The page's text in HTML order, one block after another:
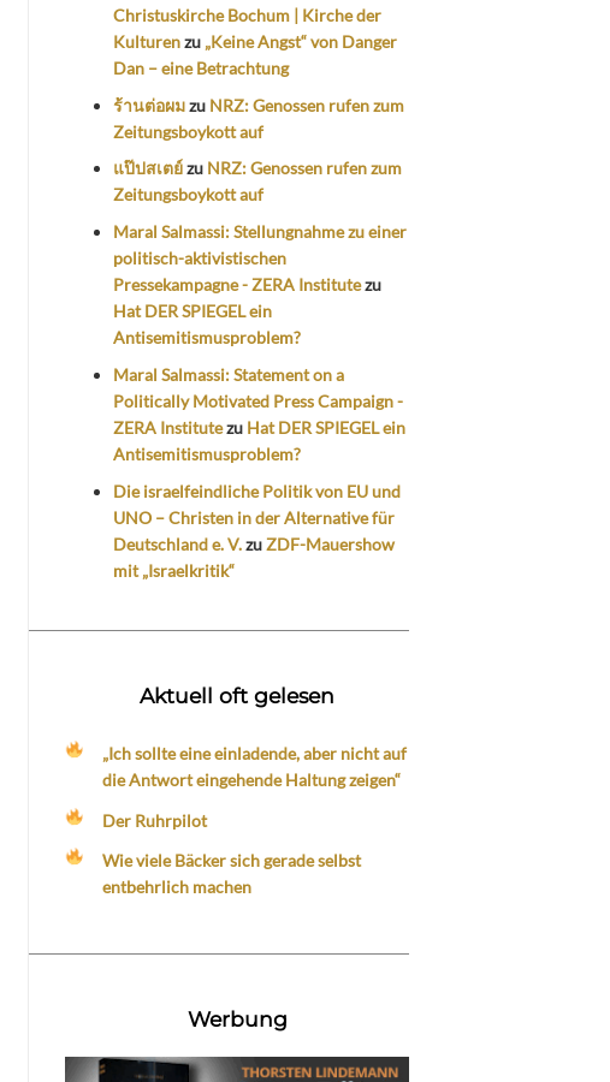
Christuskirche Bochum | Kirche der
Kulturenzu „Keine Angst“ von Danger
Dan – eine Betrachtung
ร้านต่อผมzu NRZ: Genossen rufen zum
Zeitungsboykott auf
แป๊ปสเตย์zu NRZ: Genossen rufen zum
Zeitungsboykott auf
Maral Salmassi: Stellungnahme zu einer
politisch-aktivistischen
Pressekampagne - ZERA Institutezu
Hat DER SPIEGEL ein
Antisemitismusproblem?
Maral Salmassi: Statement on a
Politically Motivated Press Campaign -
ZERA Institutezu Hat DER SPIEGEL ein
Antisemitismusproblem?
Die israelfeindliche Politik von EU und
UNO – Christen in der Alternative für
Deutschland e. V.zuZDF-Mauershow
mit „Israelkritik“
Aktuell oft gelesen
„Ich sollte eine einladende, aber nicht auf
die Antwort eingehende Haltung zeigen“
Der Ruhrpilot
Wie viele Bäcker sich gerade selbst
entbehrlich machen
Werbung